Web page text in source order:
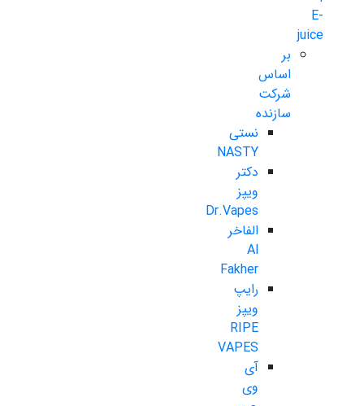
E-
juice
بر
اساس
شرکت
سازنده
نستی
NASTY
دکتر
ویپز
Dr.Vapes
الفاخر
Al
Fakher
رایپ
ویپز
RIPE
VAPES
آی
وی